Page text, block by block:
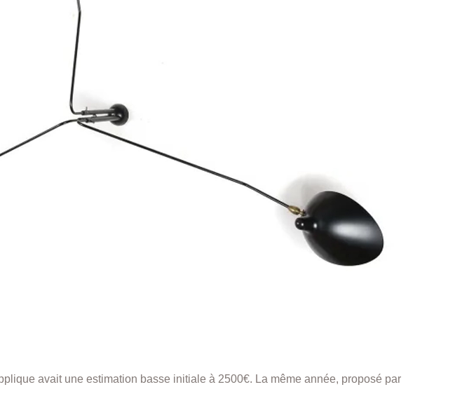
avait une estimation basse initiale à 2500€. La même année, proposé par